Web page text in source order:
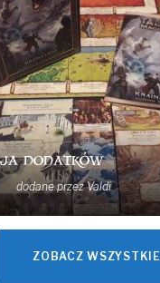
dodatków
dodane przezValdi
ZOBACZ WSZYSTKIE